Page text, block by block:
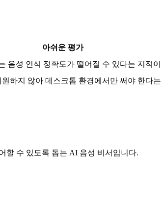
아쉬운 평가
음성 인식 정확도가 떨어질 수 있다는 지적
하지 않아 데스크톱 환경에서만 써야 한다
할 수 있도록 돕는 AI 음성 비서입니다.